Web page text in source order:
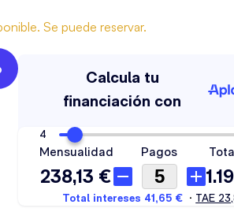
Se puede reservar.